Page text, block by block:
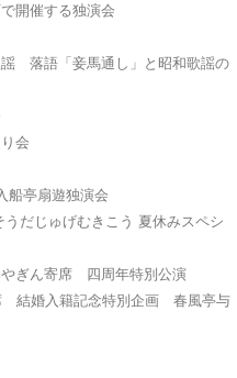
開催する独演会
落語「妾馬通し」と昭和歌謡の
会
船亭扇遊独演会
だじゅげむきこう 夏休みスペシ
ぎん寄席 四周年特別公演
結婚入籍記念特別企画 春風亭与